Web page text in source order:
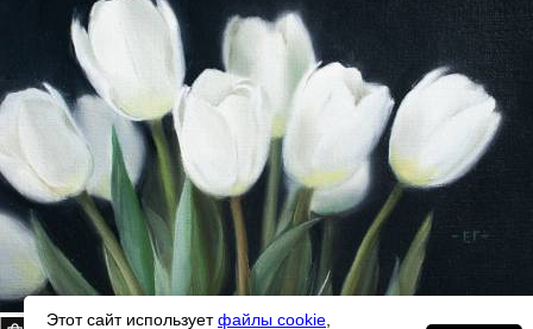
Этот сайт используетфайлы cookie